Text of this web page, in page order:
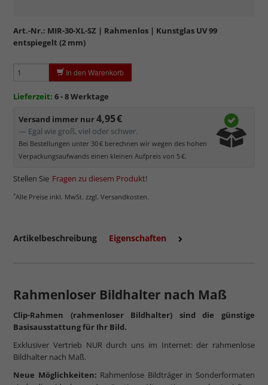
mehr zu Kunstglas und Acrylglas
Art.-Nr.: MIR-30-XL-SZ | Rahmenlos | Kunstglas UV 99
entspiegelt (2 mm)
In den Warenkorb
Lieferzeit: 6 - 8 Werktage
Versand immer nur4,95 €
— Egal wie groß, viel oder schwer.
Bei Bestellungen unter 30 € berechnen wir wegen des hohen
Verpackungsaufwands einen kleinen Aufpreis von 5 €.
Stellen Sie Fragen zu diesem Produkt!
*Alle Preise inkl. MwSt. zzgl. Versandkosten.
Artikelbeschreibung Eigenschaften
Rahmenloser Bildhalter nach Maß
Clip-Rahmen (rahmenloser Bildhalter) sind die günstige
Basisausstattung für Ihr Bild.
Exklusiver Vertrieb NUR durch uns im Internet: der rahmenlose
Bildhalter nach Maß.
Neue Möglichkeiten: Rahmenlose Bildträger in Sonderformaten